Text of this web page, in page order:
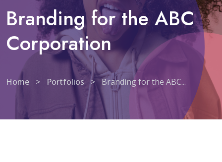
Branding for the ABC
Corporation
Home > Portfolios > Branding for the ABC...